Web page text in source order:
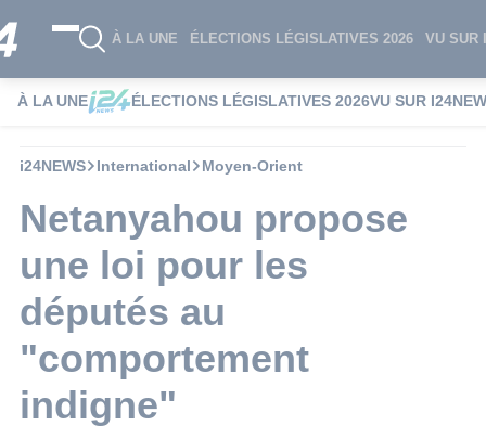
À LA UNE ÉLECTIONS LÉGISLATIVES 2026 VU SUR
À LA UNE ÉLECTIONS LÉGISLATIVES 2026VU SUR
i24NEWS International Moyen-Orient
Netanyahou propose
une loi pour les
députés au
"comportement
indigne"